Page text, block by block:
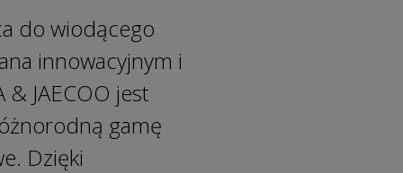
do wiodącego
innowacyjnym i
JAECOO jest
gamę
Dzięki